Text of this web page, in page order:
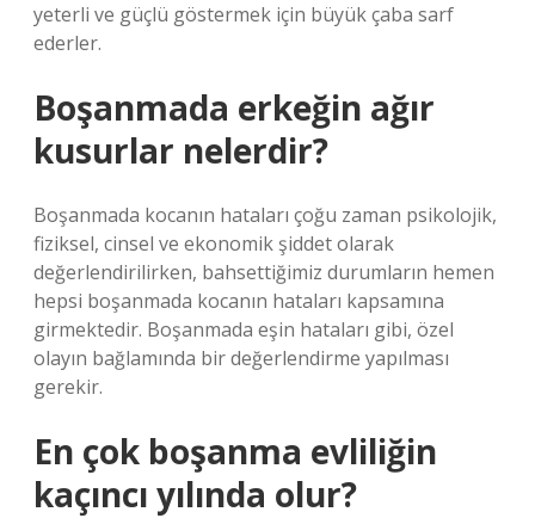
yeterli ve güçlü göstermek için büyük çaba sarf
ederler.
Boşanmada erkeğin ağır
kusurlar nelerdir?
Boşanmada kocanın hataları çoğu zaman psikolojik,
fiziksel, cinsel ve ekonomik şiddet olarak
değerlendirilirken, bahsettiğimiz durumların hemen
hepsi boşanmada kocanın hataları kapsamına
girmektedir. Boşanmada eşin hataları gibi, özel
olayın bağlamında bir değerlendirme yapılması
gerekir.
En çok boşanma evliliğin
kaçıncı yılında olur?